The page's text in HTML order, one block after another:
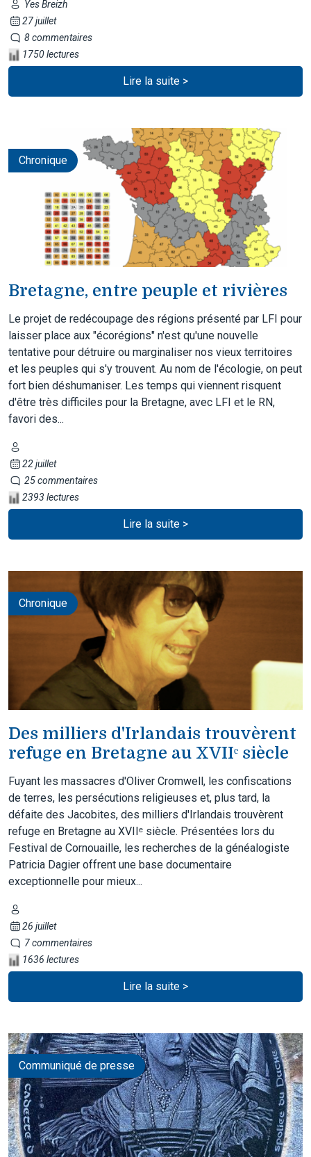
Yes Breizh
27 juillet
8 commentaires
1750 lectures
Lire la suite >
Chronique
Bretagne, entre peuple et rivières
Le projet de redécoupage des régions présenté par LFI pour
laisser place aux "écorégions" n'est qu'une nouvelle
tentative pour détruire ou marginaliser nos vieux territoires
et les peuples qui s'y trouvent. Au nom de l'écologie, on peut
fort bien déshumaniser. Les temps qui viennent risquent
d'être très difficiles pour la Bretagne, avec LFI et le RN,
favori des...
22 juillet
25 commentaires
2393 lectures
Lire la suite >
Chronique
Des milliers d'Irlandais trouvèrent
refuge en Bretagne au XVIIᵉ siècle
Fuyant les massacres d'Oliver Cromwell, les confiscations
de terres, les persécutions religieuses et, plus tard, la
défaite des Jacobites, des milliers d'Irlandais trouvèrent
refuge en Bretagne au XVIIᵉ siècle. Présentées lors du
Festival de Cornouaille, les recherches de la généalogiste
Patricia Dagier offrent une base documentaire
exceptionnelle pour mieux...
26 juillet
7 commentaires
1636 lectures
Lire la suite >
Communiqué de presse